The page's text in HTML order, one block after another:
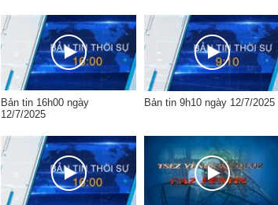
Bản tin 16h00 ngày
12/7/2025
Bản tin 9h10 ngày 12/7/2025